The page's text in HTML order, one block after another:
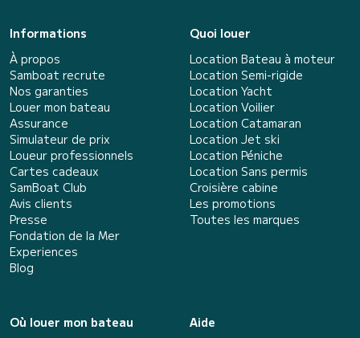
Informations
À propos
Samboat recrute
Nos garanties
Louer mon bateau
Assurance
Simulateur de prix
Loueur professionnels
Cartes cadeaux
SamBoat Club
Avis clients
Presse
Fondation de la Mer
Experiences
Blog
Quoi louer
Location Bateau à moteur
Location Semi-rigide
Location Yacht
Location Voilier
Location Catamaran
Location Jet ski
Location Péniche
Location Sans permis
Croisière cabine
Les promotions
Toutes les marques
Où louer mon bateau
Aide